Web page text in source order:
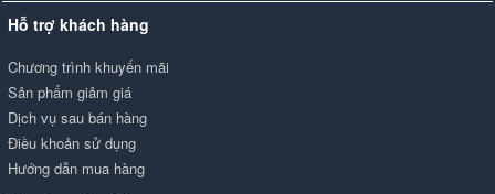
Hỗ trợ khách hàng
Chương trình khuyến mãi
Sản phẩm giảm giá
Dịch vụ sau bán hàng
Điều khoản sử dụng
Hướng dẫn mua hàng